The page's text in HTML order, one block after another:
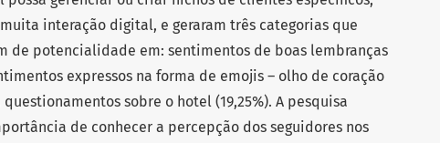
interação digital, e geraram três categorias que
de potencialidade em: sentimentos de boas lembranças
expressos na forma de emojis – olho de coração
questionamentos sobre o hotel (19,25%). A pesquisa
de conhecer a percepção dos seguidores nos